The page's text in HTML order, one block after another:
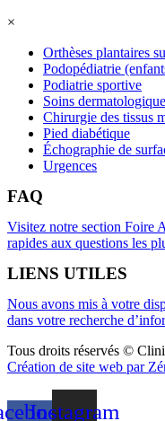
×
Orthèses plantaires
Podopédiatrie
Podiatrie sportive
Soins
Chirurgie des tissus
Pied diabétique
Échographie de
Urgences
FAQ
Visitez notre section Foire
rapides aux questions les
LIENS UTILES
Nous avons mis à votre
dans votre recherche
Tous droits réservés ©
Création de site web par
Instagram